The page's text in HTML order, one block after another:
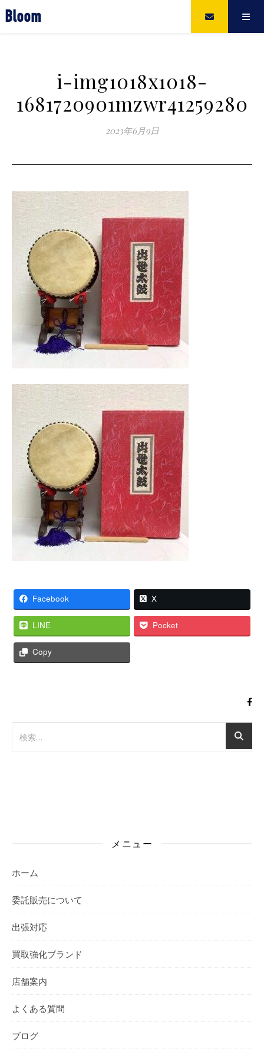
Bloom
i-img1018x1018-
1681720901mzwr41259280
2023年6月9日
Facebook X
LINE Pocket
Copy
メニュー
ホーム
委託販売について
出張対応
買取強化ブランド
店舗案内
よくある質問
ブログ